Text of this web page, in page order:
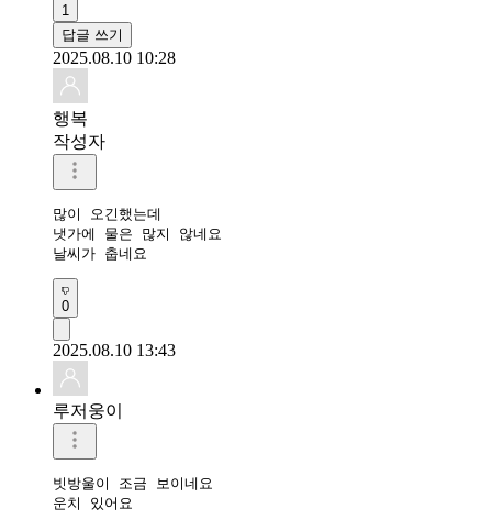
1
답글 쓰기
2025.08.10 10:28
행복
작성자
많이 오긴했는데
냇가에 물은 많지 않네요
날씨가 춥네요
0
2025.08.10 13:43
루저웅이
빗방울이 조금 보이네요
운치 있어요